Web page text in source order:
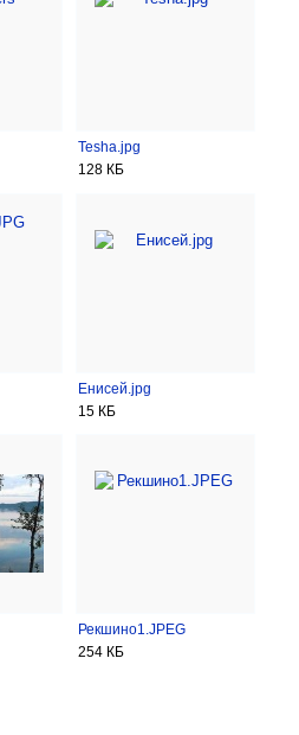
Tesha.jpg
128 КБ
Енисей.jpg
15 КБ
Рекшино1.JPEG
254 КБ